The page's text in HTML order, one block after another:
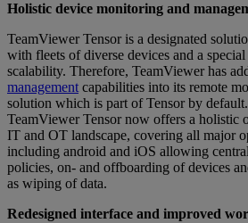
Holistic device monitoring and
TeamViewer Tensor is a designated
with fleets of diverse devices and a
scalability. Therefore, TeamViewer has
management capabilities into its remote
solution which is part of Tensor by
TeamViewer Tensor now offers a holistic
IT and OT landscape, covering all major
including android and iOS allowing
policies, on- and offboarding of devices
as wiping of data.
Redesigned interface and improved